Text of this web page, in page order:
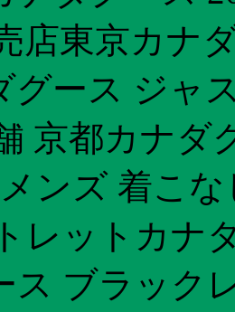
店東京カナ
グース ジャ
京都カナダ
ンズ 着こ
レットカナ
ス ブラック